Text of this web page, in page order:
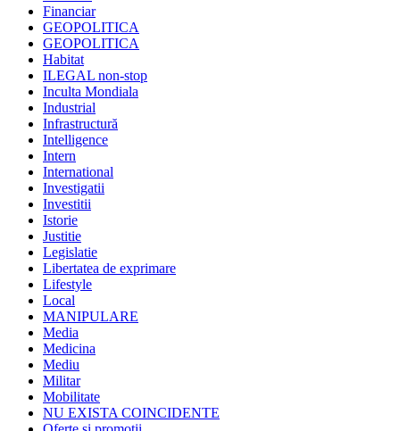
Financiar
GEOPOLITICA
GEOPOLITICA
Habitat
ILEGAL non-stop
Inculta Mondiala
Industrial
Infrastructură
Intelligence
Intern
International
Investigatii
Investitii
Istorie
Justitie
Legislatie
Libertatea de exprimare
Lifestyle
Local
MANIPULARE
Media
Medicina
Mediu
Militar
Mobilitate
NU EXISTA COINCIDENTE